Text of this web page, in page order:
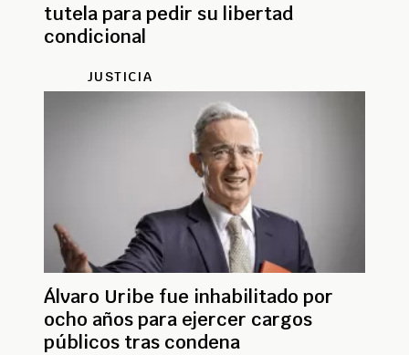
tutela para pedir su libertad
condicional
JUSTICIA
Álvaro Uribe fue inhabilitado por
ocho años para ejercer cargos
públicos tras condena